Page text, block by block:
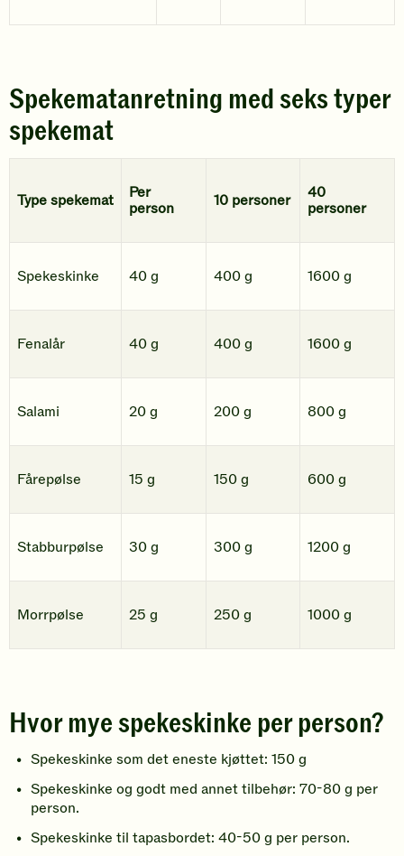
Spekematanretning med seks typer
spekemat
Type spekemat
Per
person
10 personer
40
personer
Spekeskinke 40 g 400 g 1600 g
Fenalår 40 g 400 g 1600 g
Salami 20 g 200 g 800 g
Fårepølse 15 g 150 g 600 g
Stabburpølse 30 g 300 g 1200 g
Morrpølse 25 g 250 g 1000 g
Hvor mye spekeskinke per person?
Spekeskinke som det eneste kjøttet: 150 g
Spekeskinke og godt med annet tilbehør: 70-80 g per
person.
Spekeskinke til tapasbordet: 40-50 g per person.